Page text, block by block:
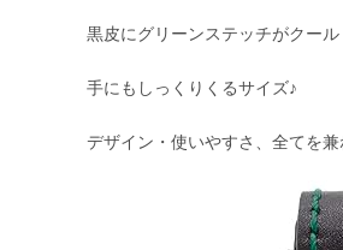
黒皮にグリーンステッチがクール
手にもしっくりくるサイズ♪
デザイン・使いやすさ、全てを